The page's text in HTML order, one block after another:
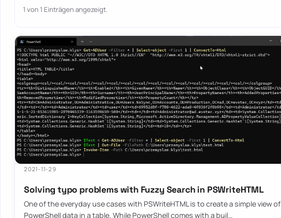
1 von 1 Einträgen angezeigt.
2021-11-29
Solving typo problems with Fuzzy Search in PSWriteHTML
One of the everyday use cases with PSWriteHTML is to create a simple view of
PowerShell data in a table. While PowerShell comes with a buil…